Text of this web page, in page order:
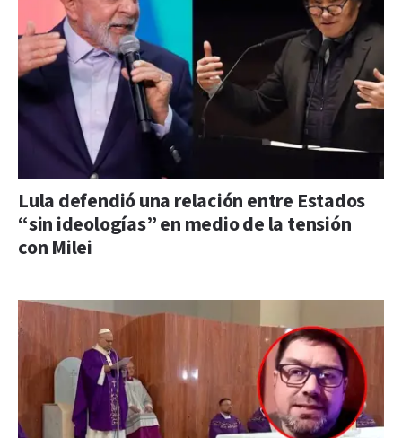
Lula defendió una relación entre Estados
“sin ideologías” en medio de la tensión
con Milei